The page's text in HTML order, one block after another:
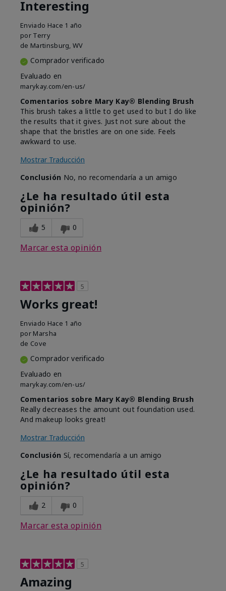
Interesting
Enviado Hace 1 año
por Terry
de Martinsburg, WV
Comprador verificado
Evaluado en
marykay.com/en-us/
Comentarios sobre Mary Kay® Blending Brush
This brush takes a little to get used to but I do like
the results that it gives. Just not sure about the
shape that the bristles are on one side. Feels
awkward to use.
Mostrar Traducción
Conclusión No, no recomendaría a un amigo
¿Le ha resultado útil esta
opinión?
5 0
Marcar esta opinión
5
Works great!
Enviado Hace 1 año
por Marsha
de Cove
Comprador verificado
Evaluado en
marykay.com/en-us/
Comentarios sobre Mary Kay® Blending Brush
Really decreases the amount out foundation used.
And makeup looks great!
Mostrar Traducción
Conclusión Sí, recomendaría a un amigo
¿Le ha resultado útil esta
opinión?
2 0
Marcar esta opinión
5
Amazing